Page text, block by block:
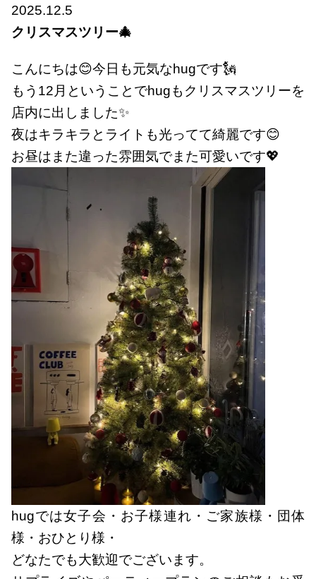
2025.12.5
クリスマスツリー🎄
こんにちは😊今日も元気なhugです🗽
もう12月ということでhugもクリスマスツリーを
店内に出しました✨
夜はキラキラとライトも光ってて綺麗です😊
お昼はまた違った雰囲気でまた可愛いです💖
hugでは女子会・お子様連れ・ご家族様・団体
様・おひとり様・
どなたでも大歓迎でございます。